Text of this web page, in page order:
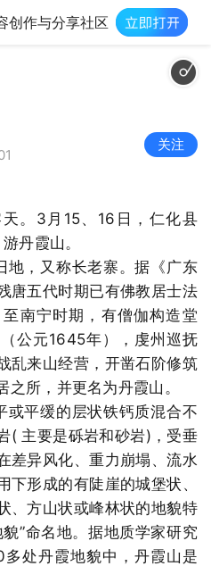
创作与分享社区
关注
3月15、16日，仁化县
丹霞山。
，又称长老寨。据《广东
唐五代时期已有佛教居士法
南宁时期，有僧伽构造堂
公元1645年），虔州巡抚
乱来山经营，开凿石阶修筑
所，并更名为丹霞山。
缓的层状铁钙质混合不
( 主要是砾岩和砂岩)，受垂
差异风化、重力崩塌、流水
形成的有陡崖的城堡状、
、方山状或峰林状的地貌特
”命名地。据地质学家研究
处丹霞地貌中，丹霞山是